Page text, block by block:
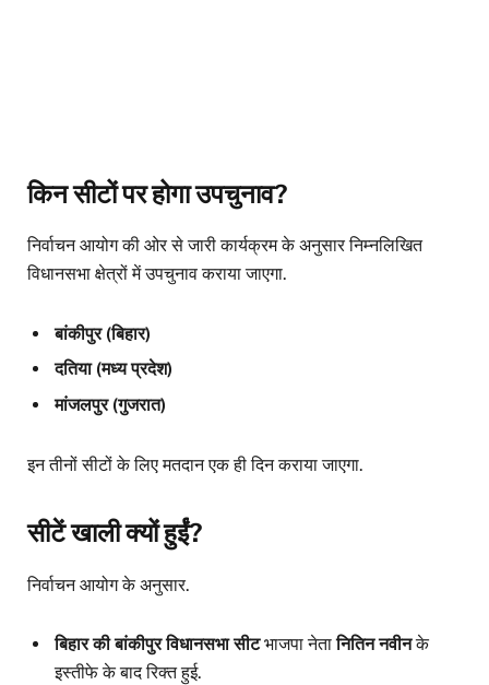
किन सीटों पर होगा उपचुनाव?
निर्वाचन आयोग की ओर से जारी कार्यक्रम के अनुसार निम्नलिखित
विधानसभा क्षेत्रों में उपचुनाव कराया जाएगा.
बांकीपुर (बिहार)
दतिया (मध्य प्रदेश)
मांजलपुर (गुजरात)
इन तीनों सीटों के लिए मतदान एक ही दिन कराया जाएगा.
सीटें खाली क्यों हुईं?
निर्वाचन आयोग के अनुसार.
बिहार की बांकीपुर विधानसभा सीटभाजपा नेतानितिन नवीनके
इस्तीफे के बाद रिक्त हुई.